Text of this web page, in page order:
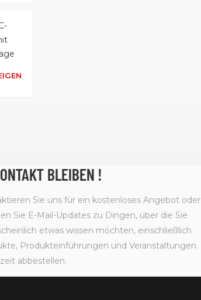
BLEIBEN !
Sie uns für ein kostenloses Angebot oder
Sie E-Mail-Updates zu Dingen, über die Sie
etwas wissen möchten, einschließlich
Produkteinführungen und Veranstaltungen.
abbestellen.